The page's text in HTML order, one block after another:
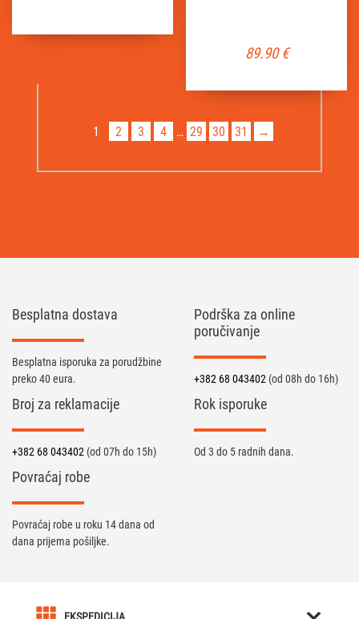
89.90€
1 2 3 4 … 29 30 31 →
Besplatna dostava
Besplatna isporuka za porudžbine
preko 40 eura.
Podrška za online
poručivanje
+382 68 043402 (od 08h do 16h)
Broj za reklamacije
+382 68 043402 (od 07h do 15h)
Rok isporuke
Od 3 do 5 radnih dana.
Povraćaj robe
Povraćaj robe u roku 14 dana od
dana prijema pošiljke.
EKSPEDICIJA